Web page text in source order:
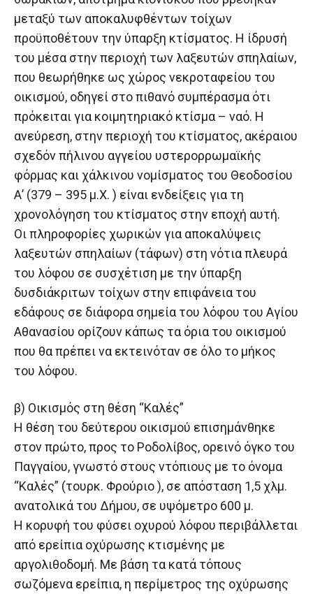
μεταξύ των αποκαλυφθέντων τοίχων
προϋποθέτουν την ύπαρξη κτίσματος. Η ίδρυσή
του μέσα στην περιοχή των λαξευτών σπηλαίων,
που θεωρήθηκε ως χώρος νεκροταφείου του
οικισμού, οδηγεί στο πιθανό συμπέρασμα ότι
πρόκειται για κοιμητηριακό κτίσμα – ναό. Η
ανεύρεση, στην περιοχή του κτίσματος, ακέραιου
σχεδόν πήλινου αγγείου υστερορρωμαϊκής
φόρμας και χάλκινου νομίσματος του Θεοδοσίου
Α’ (379 – 395 μ.Χ. ) είναι ενδείξεις για τη
χρονολόγηση του κτίσματος στην εποχή αυτή.
Οι πληροφορίες χωρικών για αποκαλύψεις
λαξευτών σπηλαίων (τάφων) στη νότια πλευρά
του λόφου σε συσχέτιση με την ύπαρξη
δυσδιάκριτων τοίχων στην επιφάνεια του
εδάφους σε διάφορα σημεία του λόφου του Αγίου
Αθανασίου ορίζουν κάπως τα όρια του οικισμού
που θα πρέπει να εκτεινόταν σε όλο το μήκος
του λόφου.
β) Οικισμός στη θέση “Καλές”
Η θέση του δεύτερου οικισμού επισημάνθηκε
στον πρώτο, προς το Ροδολίβος, ορεινό όγκο του
Παγγαίου, γνωστό στους ντόπιους με το όνομα
“Καλές” (τουρκ. Φρούριο ), σε απόσταση 1,5 χλμ.
ανατολικά του Δήμου, σε υψόμετρο 600 μ.
Η κορυφή του φύσει οχυρού λόφου περιβάλλεται
από ερείπια οχύρωσης κτισμένης με
αργολιθοδομή. Με βάση τα κατά τόπους
σωζόμενα ερείπια, η περίμετρος της οχύρωσης